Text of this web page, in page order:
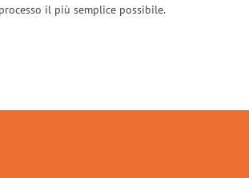
il più semplice possibile.